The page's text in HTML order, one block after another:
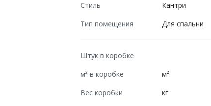
Стиль
Кантри
Тип помещения
Для спальни
Штук в коробке
м² в коробке
м²
Вес коробки
кг